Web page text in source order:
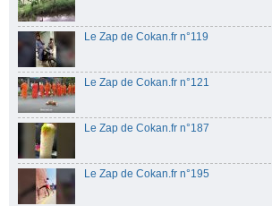
Le Zap de Cokan.fr n°119
Le Zap de Cokan.fr n°121
Le Zap de Cokan.fr n°187
Le Zap de Cokan.fr n°195